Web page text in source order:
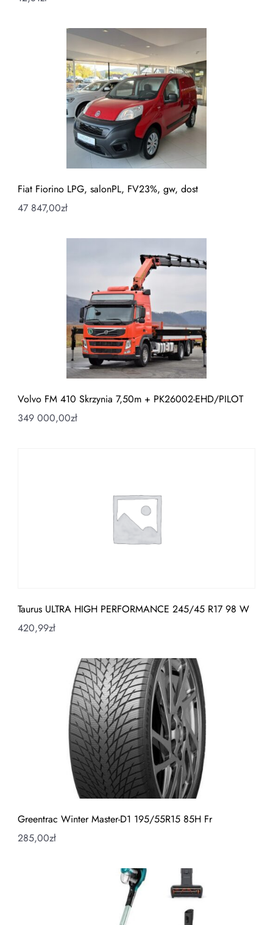
Fiat Fiorino LPG, salonPL, FV23%, gw, dost
47 847,00zł
Volvo FM 410 Skrzynia 7,50m + PK26002-EHD/PILOT
349 000,00zł
Taurus ULTRA HIGH PERFORMANCE 245/45 R17 98 W
420,99zł
Greentrac Winter Master-D1 195/55R15 85H Fr
285,00zł